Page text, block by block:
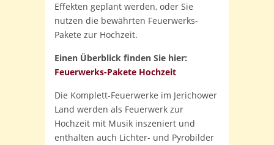
Effekten geplant werden, oder Sie
nutzen die bewährten Feuerwerks-
Pakete zur Hochzeit.
Einen Überblick finden Sie hier:
Feuerwerks-Pakete Hochzeit
Die Komplett-Feuerwerke im Jerichower
Land werden als Feuerwerk zur
Hochzeit mit Musik inszeniert und
enthalten auch Lichter- und Pyrobilder